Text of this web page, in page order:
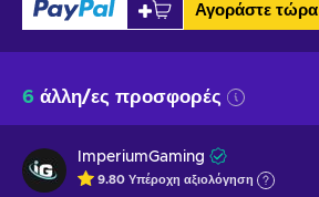
Αγοράστε τώρα
6 άλλη/ες προσφορές
ImperiumGaming
9.80 Υπέροχη αξιολόγηση